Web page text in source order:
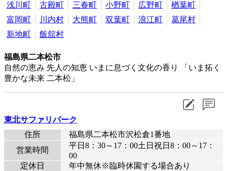
浅川町
古殿町 三春町 小野町 広野町
楢葉町
富岡町
川内村 大熊町 双葉町 浪江町
葛尾村
新地町
飯舘村
福島県二本松市
自然の恵み 先人の知恵 いまに息づく文化の香り 「いま拓く
豊かな未来 二本松」
東北サファリパーク
住所
福島県二本松市沢松倉1番地
営業時間
平日8：30～17：00土日祝日8：00～17：
00
定休日
年中無休※臨時休園する場合あり